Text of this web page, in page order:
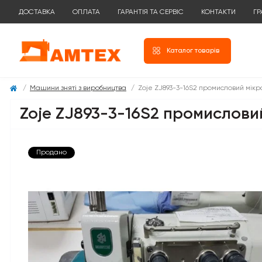
ДОСТАВКА ОПЛАТА ГАРАНТІЯ ТА СЕРВІС КОНТАКТИ
Каталог товарів
Машини зняті з виробництва Zoje ZJ893-3-16S2 промисловий
Zoje ZJ893-3-16S2
Продано